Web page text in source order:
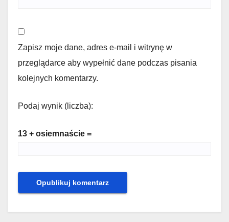
Zapisz moje dane, adres e-mail i witrynę w
przeglądarce aby wypełnić dane podczas pisania
kolejnych komentarzy.
Podaj wynik (liczba):
13 + osiemnaście =